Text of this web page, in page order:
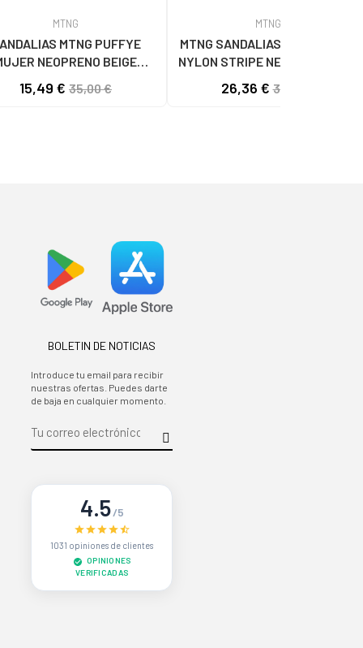
MTNG
MTNG PUFFYE
NEOPRENO BEIGE
- NEOPRENE BEIGE
15,49 € 35,00 €
MTNG
MTNG SANDALIAS MTNG 84660
NYLON STRIPE NEGRO C56216 -
26,36 €32,95 €
BOLETIN DE NOTICIAS
Introduce tu email para recibir
nuestras ofertas. Puedes darte
de baja en cualquier momento.
4.5/5
1031 opiniones de clientes
OPINIONES
VERIFICADAS